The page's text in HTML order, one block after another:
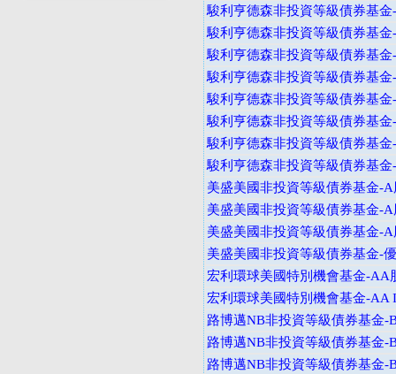
駿利亨德森非投資等級債券基金
駿利亨德森非投資等級債券基
駿利亨德森非投資等級債券基
駿利亨德森非投資等級債券基
駿利亨德森非投資等級債券基
駿利亨德森非投資等級債券基
駿利亨德森非投資等級債券基
駿利亨德森非投資等級債券基金
美盛美國非投資等級債券基金-
美盛美國非投資等級債券基金-
美盛美國非投資等級債券基金-
美盛美國非投資等級債券基金-
宏利環球美國特別機會基金-AA
宏利環球美國特別機會基金-AA
路博邁NB非投資等級債券基金-
路博邁NB非投資等級債券基金-
路博邁NB非投資等級債券基金-